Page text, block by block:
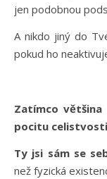
jen podobnou
A nikdo jiný do
pokud ho
Zatímco většina
pocitu
Ty jsi sám se
než fyzická